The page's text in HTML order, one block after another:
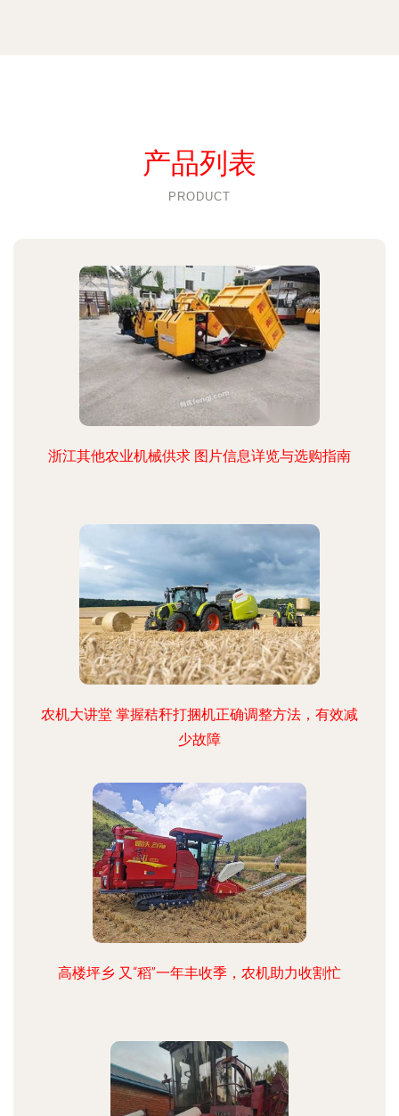
产品列表
PRODUCT
浙江其他农业机械供求 图片信息详览与选购指南
农机大讲堂 掌握秸秆打捆机正确调整方法，有效减
少故障
高楼坪乡 又“稻”一年丰收季，农机助力收割忙